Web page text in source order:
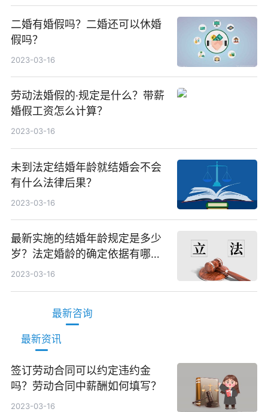
二婚有婚假吗？二婚还可以休婚
假吗？
2023-03-16
劳动法婚假的·规定是什么？带薪
婚假工资怎么计算？
2023-03-16
未到法定结婚年龄就结婚会不会
有什么法律后果？
2023-03-16
最新实施的结婚年龄规定是多少
岁？法定婚龄的确定依据有哪
些？
2023-03-16
最新咨询
最新资讯
签订劳动合同可以约定违约金
吗？劳动合同中薪酬如何填写？
2023-03-16